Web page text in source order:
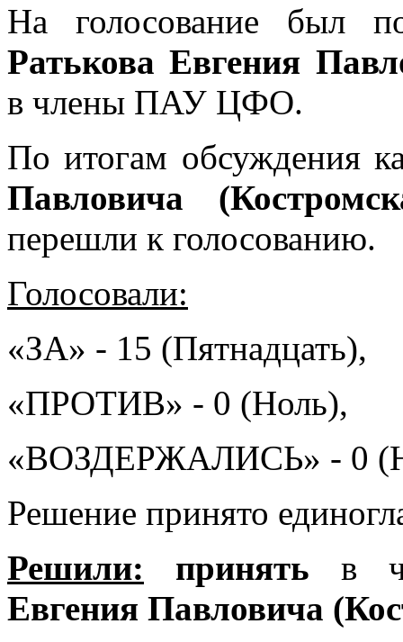
На голосование был
Ратькова Евгения
в члены ПАУ ЦФО.
По итогам обсуждения
Павловича
перешли к голосованию.
Голосовали:
«ЗА» - 15 (Пятнадцать),
«ПРОТИВ» - 0 (Ноль),
«ВОЗДЕРЖАЛИСЬ» - 0
Решение принято
Решили:
принять в
Евгения Павловича